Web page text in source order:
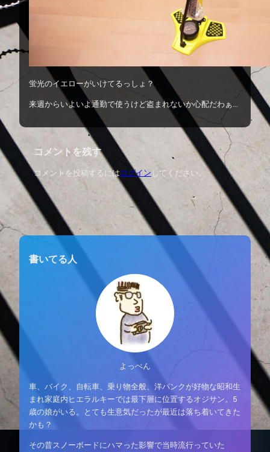
蛍光のイエローがいけてるっしょ？
来週からいよいよ通勤で使うけど盗まれないか心配だわぁ…
コメントを残す
コメントを投稿するには ログイン してください。
書いてる人
よっぺん
車、バイク、自転車、乗り物全般、洋パンクが好物な昭和生
まれ家庭内ヒエラルキーでは最下層に位置するオジサン。5
歳の娘がいる。とても生意気だったが最近は落ち着いてきた
かも？
その昔スノーボードにハマった影響で当時流行っていた